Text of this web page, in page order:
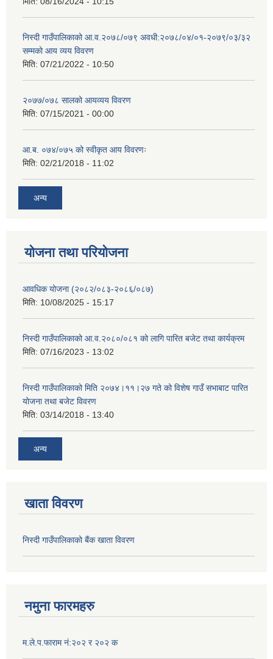
निस्दी गाउँपालिकाको आ.व.२०७८/०७९ अवधी:२०७८/०४/०१-२०७९/०३/३२
सम्मको आय व्यय विवरण
मिति: 07/21/2022 - 10:50
२०७७/०७८ सालको आयव्यय विवरण
मिति: 07/15/2021 - 00:00
आ.ब. ०७४/०७५ को स्वीकृत आय विवरणः
मिति: 02/21/2018 - 11:02
अन्य
योजना तथा परियोजना
आवधिक योजना (२०८२/०८३-२०८६/०८७)
मिति: 10/08/2025 - 15:17
निस्दी गाउँपालिकाको आ.व.२०८०/०८१ को लागि पारित बजेट तथा कार्यक्रम
मिति: 07/16/2023 - 13:02
निस्दी गाउँपालिकाको मिति २०७४।११।२७ गते को विशेष गाउँ सभाबाट पारित
योजना तथा बजेट विवरण
मिति: 03/14/2018 - 13:40
अन्य
खाता विवरण
निस्दी गाउँपालिकाको बैंक खाता विवरण
नमुना फारमहरु
म.ले.प.फाराम नं:२०२ र २०२ क